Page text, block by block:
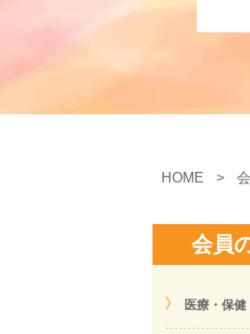
HOME >
会員
医療・保